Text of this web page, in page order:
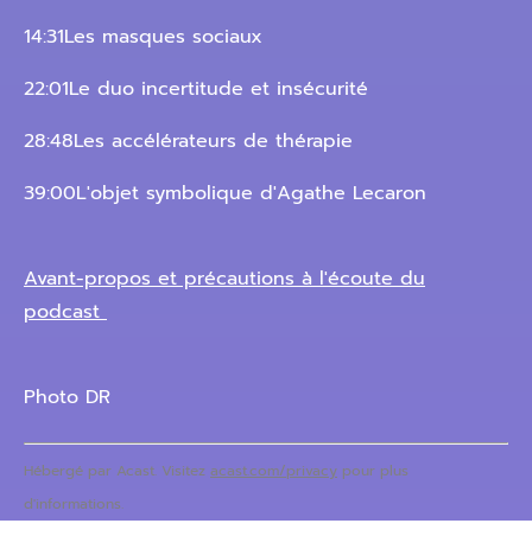
14:31Les masques sociaux
22:01Le duo incertitude et insécurité
28:48Les accélérateurs de thérapie
39:00L'objet symbolique d'Agathe Lecaron
Avant-propos et précautions à l'écoute du
podcast
Photo DR
Hébergé par Acast. Visitez acast.com/privacy pour plus
d'informations.